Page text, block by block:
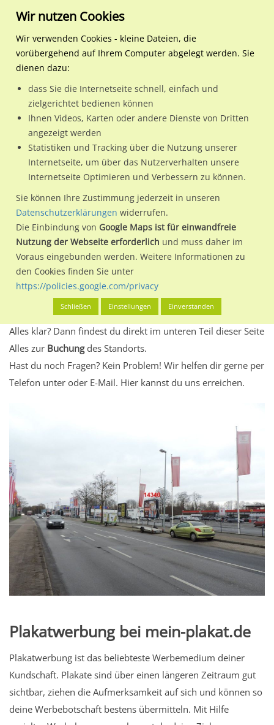
Regionale Plakatwerbung
Nordrhein-
Krefeld, Stadt
Mevissenstr. 60 Kaufland
47803 / Krefeld, Stadt / Inrath
Nutze günstige Werbemöglichkeiten am Standort
Mevissenstr. 60 Kaufland Einf.im Ortsteil Inrath)in Krefeld,
Stadt.
Wir erheben für jede unserer Werbeflächen individuelle und
aktuelleStandortinformationenund Leistungswerte. Damit
kannst du dich schon vor der Buchung im Detail über den
Standort, seine Reichweite und Werbewirkung sowie
eventuelle Beschränkungen in den zugelassenen
Werbeinhalten informieren.
Alles klar? Dann findest du direkt im unteren Teil dieser Seite
Alles zur Buchungdes Standorts.
Hast du noch Fragen? Kein Problem! Wir helfen dir gerne per
Telefon unter oder E-Mail. Hier kannst du uns erreichen.
Plakatwerbung bei mein-plakat.de
Plakatwerbung ist das beliebteste Werbemedium deiner
Kundschaft. Plakate sind über einen längeren Zeitraum gut
sichtbar, ziehen die Aufmerksamkeit auf sich und können so
deine Werbebotschaft bestens übermitteln. Mit Hilfe
Wir nutzen Cookies
Wir verwenden Cookies - kleine Dateien, die
vorübergehend auf Ihrem Computer abgelegt werden. Sie
dienen dazu:
dass Sie die Internetseite schnell, einfach und
zielgerichtet bedienen können
Ihnen Videos, Karten oder andere Dienste von Dritten
angezeigt werden
Statistiken und Tracking über die Nutzung unserer
Internetseite, um über das Nutzerverhalten unsere
Internetseite Optimieren und Verbessern zu können.
Sie können Ihre Zustimmung jederzeit in unseren
Datenschutzerklärungen widerrufen.
Die Einbindung von Google Maps ist für einwandfreie
Nutzung der Webseite erforderlich und muss daher im
Voraus eingebunden werden. Weitere Informationen zu
den Cookies finden Sie unter
https://policies.google.com/privacy
Schließen Einstellungen Einverstanden